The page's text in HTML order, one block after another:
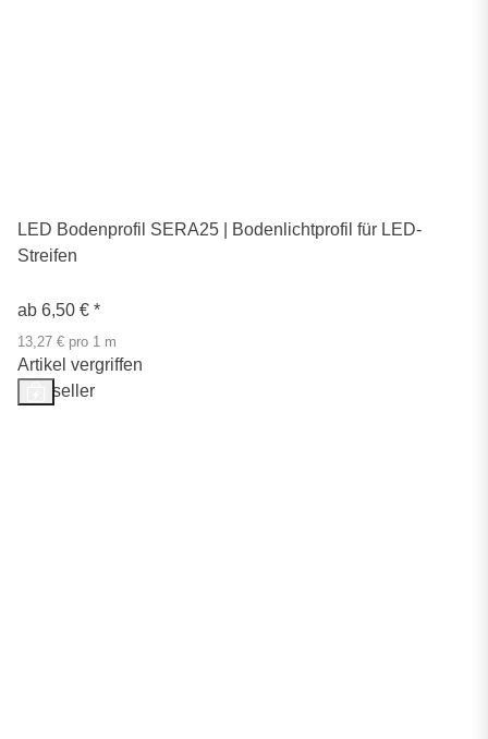
LED Bodenprofil SERA25 | Bodenlichtprofil für LED-
Streifen
ab 6,50 € *
13,27 € pro 1 m
Artikel vergriffen
Bestseller